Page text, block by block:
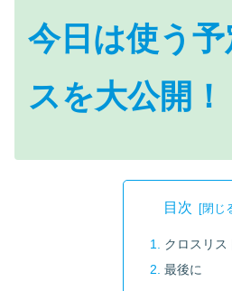
今日は使う
スを大公開！
目次
クロスリス
最後に